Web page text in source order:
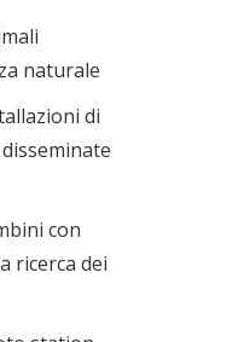
naturale
di
con
ricerca dei